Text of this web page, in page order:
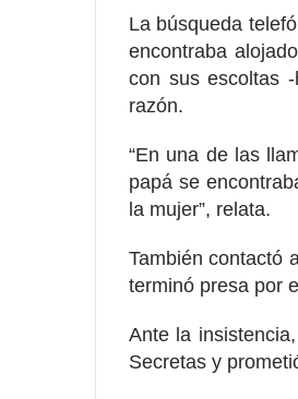
La búsqueda
encontraba
con sus escoltas
razón.
“En una de las
papá se
la mujer”, relata.
También contactó
terminó presa por
Ante la
Secretas y